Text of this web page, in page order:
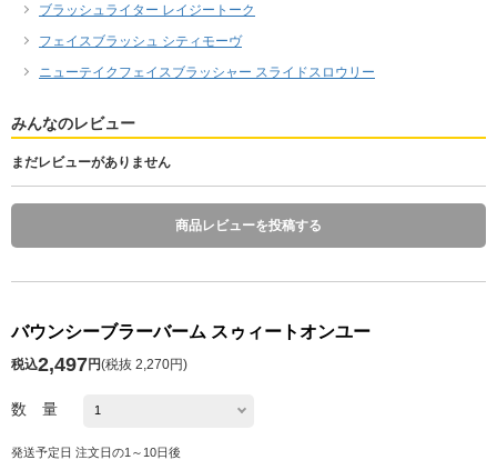
ブラッシュライター レイジートーク
フェイスブラッシュ シティモーヴ
ニューテイクフェイスブラッシャー スライドスロウリー
みんなのレビュー
まだレビューがありません
商品レビューを投稿する
バウンシーブラーバーム スゥィートオンユー
税込2,497円(税抜 2,270円)
数 量
発送予定日 注文日の1～10日後